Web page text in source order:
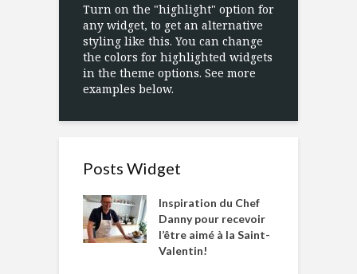
Turn on the "highlight" option for
any widget, to get an alternative
styling like this. You can change
the colors for highlighted widgets
in the theme options. See more
examples below.
Posts Widget
Inspiration du Chef
Danny pour recevoir
l’être aimé à la Saint-
Valentin!